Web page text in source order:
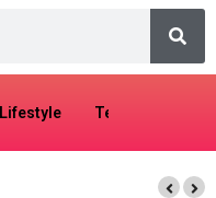
Lifestyle Tech